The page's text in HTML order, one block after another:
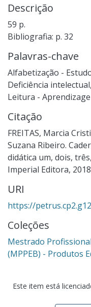
Descrição
59 p.
Bibliografia: p. 32
Palavras-chave
Alfabetização -
Deficiência intelectual,
Leitura -
Citação
FREITAS, Marcia
Suzana Ribeiro.
didática um, dois,
Imperial Editora,
URI
https://
Coleções
Mestrado
(MPPEB) - Produtos
Este item está